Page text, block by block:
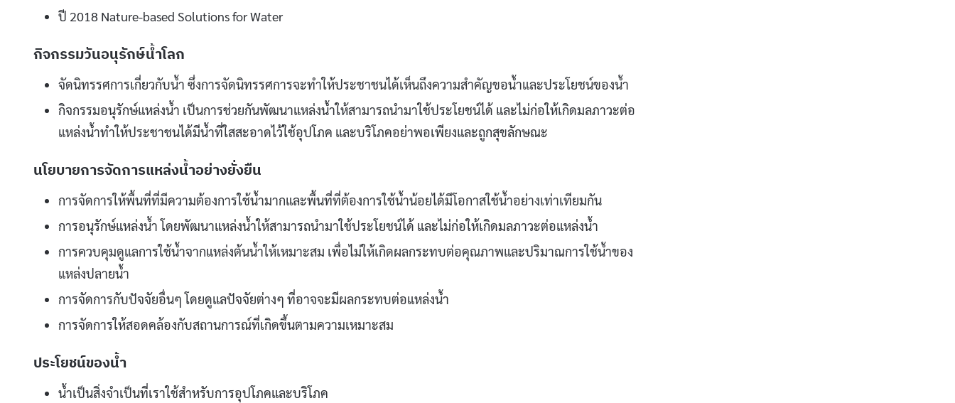
ปี 2018 Nature-based Solutions for Water
กิจกรรมวันอนุรักษ์น้ำโลก
จัดนิทรรศการเกี่ยวกับน้ำ ซึ่งการจัดนิทรรศการจะทำให้ประชาชนได้เห็นถึงความสำคัญขอน้ำและประโยชน์ของน้ำ
กิจกรรมอนุรักษ์แหล่งน้ำ เป็นการช่วยกันพัฒนาแหล่งน้ำให้สามารถนำมาใช้ประโยชน์ได้ และไม่ก่อให้เกิดมลภาวะต่อ
แหล่งน้ำทำให้ประชาชนได้มีน้ำที่ใสสะอาดไว้ใช้อุปโภค และบริโภคอย่าพอเพียงและถูกสุขลักษณะ
นโยบายการจัดการแหล่งน้ำอย่างยั่งยืน
การจัดการให้พื้นที่ที่มีความต้องการใช้น้ำมากและพื้นที่ที่ต้องการใช้น้ำน้อยได้มีโอกาสใช้น้ำอย่างเท่าเทียมกัน
การอนุรักษ์แหล่งน้ำ โดยพัฒนาแหล่งน้ำให้สามารถนำมาใช้ประโยชน์ได้ และไม่ก่อให้เกิดมลภาวะต่อแหล่งน้ำ
การควบคุมดูแลการใช้น้ำจากแหล่งต้นน้ำให้เหมาะสม เพื่อไม่ให้เกิดผลกระทบต่อคุณภาพและปริมาณการใช้น้ำของ
แหล่งปลายน้ำ
การจัดการกับปัจจัยอื่นๆ โดยดูแลปัจจัยต่างๆ ที่อาจจะมีผลกระทบต่อแหล่งน้ำ
การจัดการให้สอดคล้องกับสถานการณ์ที่เกิดขึ้นตามความเหมาะสม
ประโยชน์ของน้ำ
น้ำเป็นสิ่งจำเป็นที่เราใช้สำหรับการอุปโภคและบริโภค